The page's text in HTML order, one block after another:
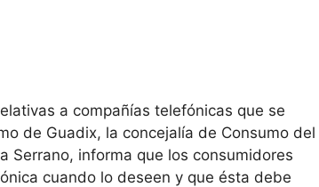
a compañías telefónicas que se
de Guadix, la concejalía de Consumo del
Serrano, informa que los consumidores
cuando lo deseen y que ésta debe